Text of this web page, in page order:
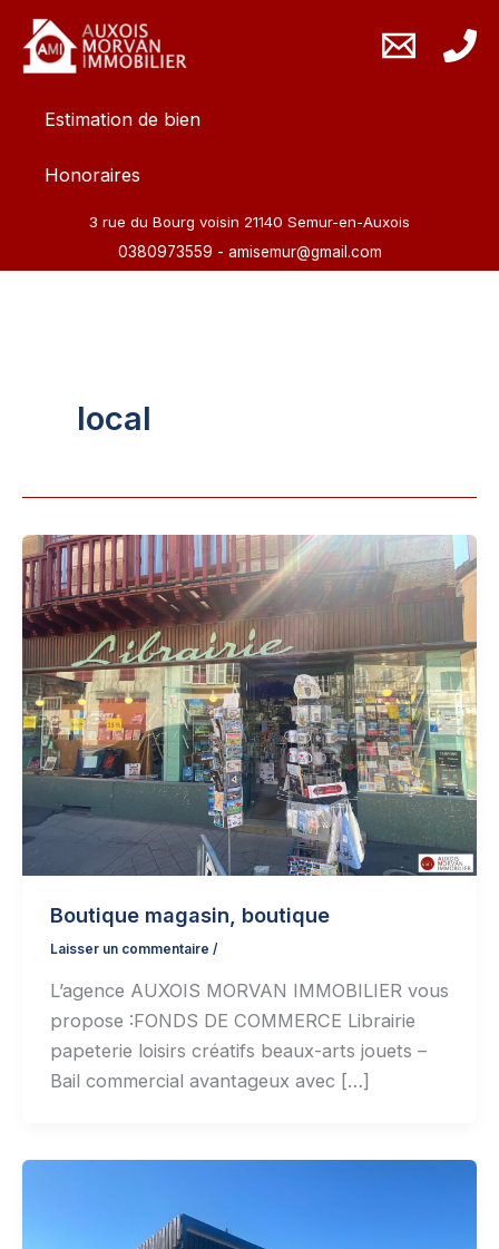
Aller
contenu
Estimation de bien
Honoraires
3 rue du Bourg voisin 21140 Semur-en-Auxois
0380973559 - amisemur@gmail.com
local
Boutique magasin, boutique
Laisser un commentaire /
L’agence AUXOIS MORVAN IMMOBILIER vous
propose :FONDS DE COMMERCE Librairie
papeterie loisirs créatifs beaux-arts jouets –
Bail commercial avantageux avec […]